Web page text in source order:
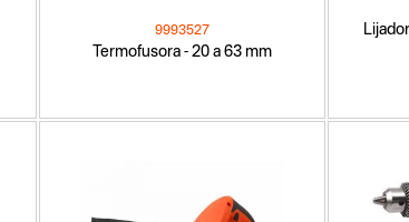
Termofusora - 20 a 63 mm
9993527